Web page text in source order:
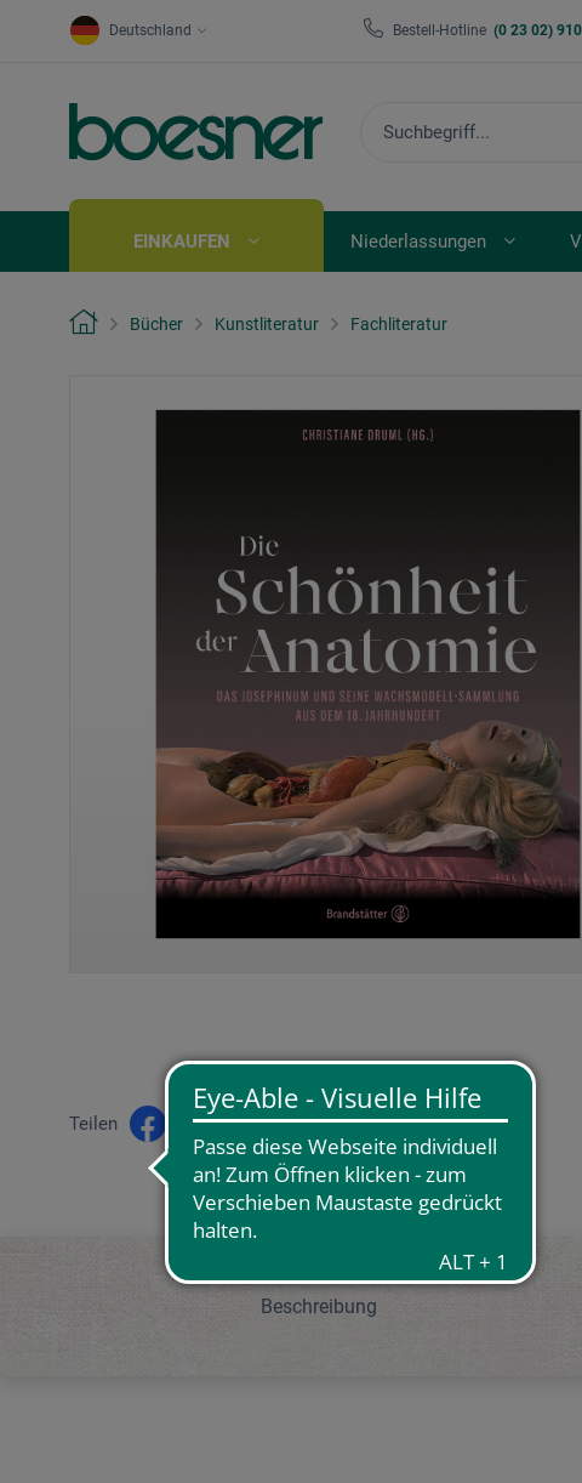
Deutschland Bestell-Hotline (0 23 02)
EINKAUFEN Niederlassungen
Bücher Kunstliteratur Fachliteratur
Teilen
Beschreibung